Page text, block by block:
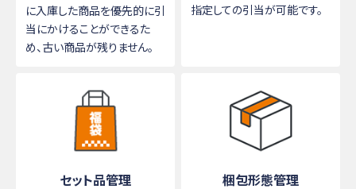
に入庫した商品を優先的に引
当にかけることができるた
め、古い商品が残りません。
指定しての引当が可能です。
セット品管理 梱包形態管理